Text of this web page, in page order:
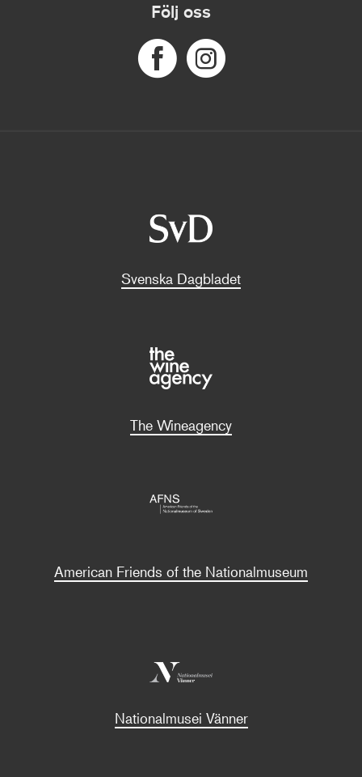
Följ oss
Svenska Dagbladet
The Wineagency
American Friends of the Nationalmuseum
Nationalmusei Vänner